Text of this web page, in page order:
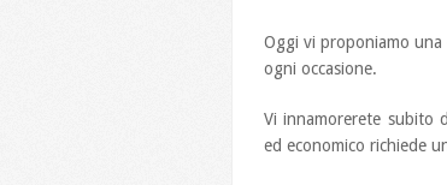
Oggi vi proponiamo
ogni occasione.
Vi innamorerete subito
ed economico richiede